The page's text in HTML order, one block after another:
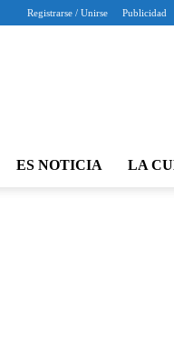
Registrarse / Unirse Publicidad
ES NOTICIA LA